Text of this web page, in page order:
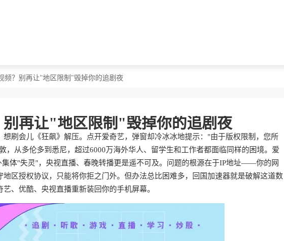
频？别再让"地区限制"毁掉你的追剧夜
别再让"地区限制"毁掉你的追剧夜
刷会儿《狂飙》解压。点开爱奇艺，弹窗却冷冰冰地提示："由于版权限制，您所
，从多伦多到悉尼，超过6000万海外华人、留学生和工作者都面临同样的困境。爱
体"失灵"，央视直播、春晚转播更是遥不可及。问题的根源在于IP地址——你的网
区授权协议，只能将你拒之门外。但办法总比困难多，回国加速器就是破解这道数
、优酷、央视直播重新装回你的手机屏幕。